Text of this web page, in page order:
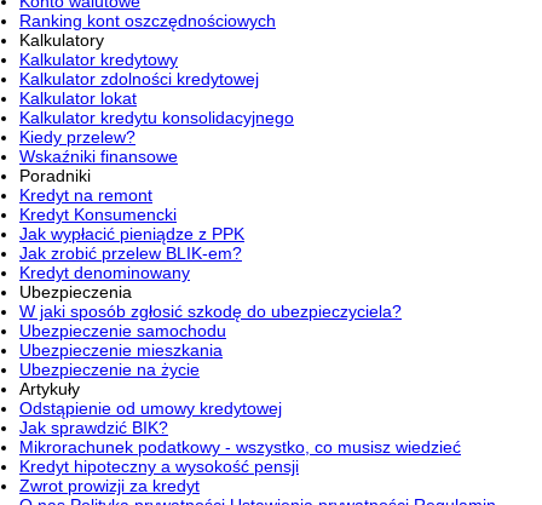
Ranking kont oszczędnościowych
Kalkulatory
Kalkulator kredytowy
Kalkulator zdolności kredytowej
Kalkulator lokat
Kalkulator kredytu konsolidacyjnego
Kiedy przelew?
Wskaźniki finansowe
Poradniki
Kredyt na remont
Kredyt Konsumencki
Jak wypłacić pieniądze z PPK
Jak zrobić przelew BLIK-em?
Kredyt denominowany
Ubezpieczenia
W jaki sposób zgłosić szkodę do ubezpieczyciela?
Ubezpieczenie samochodu
Ubezpieczenie mieszkania
Ubezpieczenie na życie
Artykuły
Odstąpienie od umowy kredytowej
Jak sprawdzić BIK?
Mikrorachunek podatkowy - wszystko, co musisz wiedzieć
Kredyt hipoteczny a wysokość pensji
Zwrot prowizji za kredyt